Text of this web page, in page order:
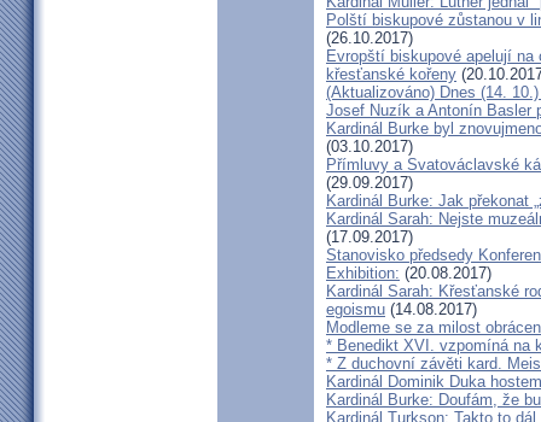
Polští biskupové zůstanou v
(26.10.2017)
Evropští biskupové apelují
křesťanské kořeny
(Aktualizováno) Dnes (14.
Josef Nuzík a Antonín Basler
Kardinál Burke byl
(03.10.2017)
Přímluvy a Svatováclavské
(29.09.2017)
Kardinál Burke: Jak překonat
Kardinál Sarah: Nejste
(17.09.2017)
Stanovisko předsedy
Exhibition: (20.08.2017)
Kardinál Sarah: Křesťanské
egoismu (14.08.2017)
Modleme se za milost
* Benedikt XVI. vzpomíná na
* Z duchovní závěti kard.
Kardinál Dominik Duka
Kardinál Burke: Doufám, že
Kardinál Turkson: Takto to